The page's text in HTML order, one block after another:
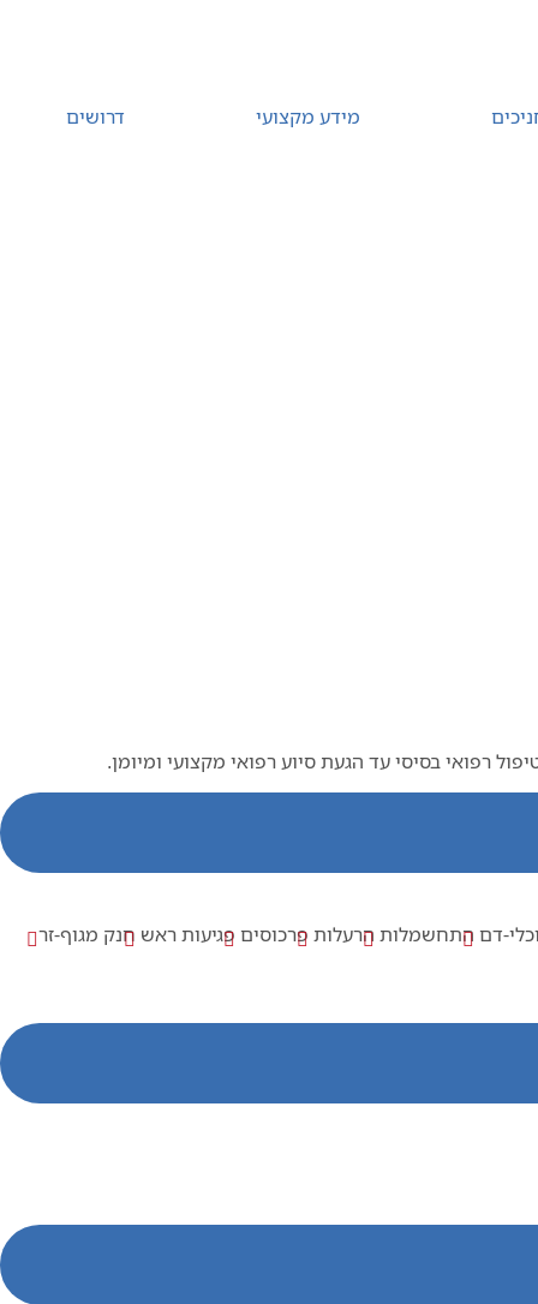
מידע מקצועי דרושים
רפואי בסיסי עד הגעת סיוע רפואי מקצועי ומיומן.
דם התחשמלות הרעלות פרכוסים פגיעות ראש חנק מגוף-זר